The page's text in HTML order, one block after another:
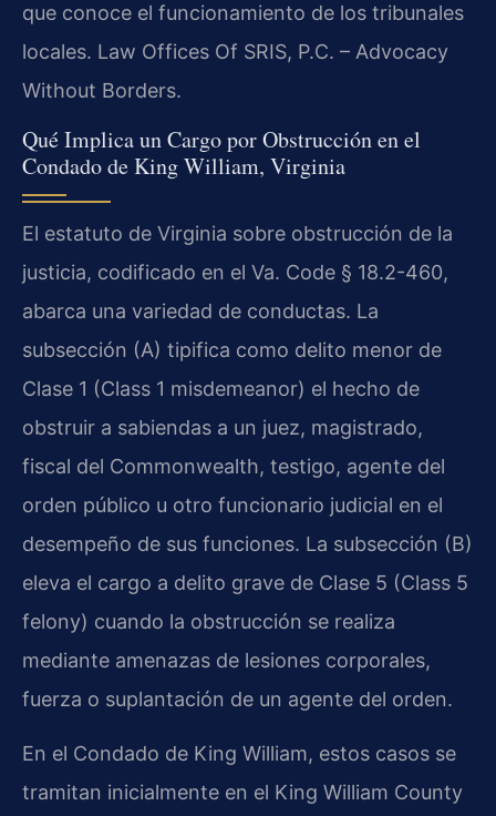
que conoce el funcionamiento de los tribunales
locales. Law Offices Of SRIS, P.C. – Advocacy
Without Borders.
Qué Implica un Cargo por Obstrucción en el
Condado de King William, Virginia
El estatuto de Virginia sobre obstrucción de la
justicia, codificado en el Va. Code § 18.2-460,
abarca una variedad de conductas. La
subsección (A) tipifica como delito menor de
Clase 1 (Class 1 misdemeanor) el hecho de
obstruir a sabiendas a un juez, magistrado,
fiscal del Commonwealth, testigo, agente del
orden público u otro funcionario judicial en el
desempeño de sus funciones. La subsección (B)
eleva el cargo a delito grave de Clase 5 (Class 5
felony) cuando la obstrucción se realiza
mediante amenazas de lesiones corporales,
fuerza o suplantación de un agente del orden.
En el Condado de King William, estos casos se
tramitan inicialmente en el King William County